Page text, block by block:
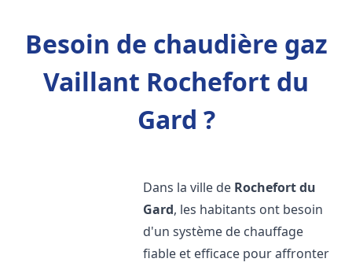
Besoin de chaudière gaz
Vaillant Rochefort du
Gard ?
Dans la ville de Rochefort du
Gard, les habitants ont besoin
d'un système de chauffage
fiable et efficace pour affronter